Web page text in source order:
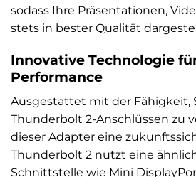
sodass Ihre Präsentationen,
stets in bester Qualität
Innovative Technologie
Performance
Ausgestattet mit der Fähigkeit,
Thunderbolt 2-Anschlüssen zu
dieser Adapter eine
Thunderbolt 2 nutzt eine
Schnittstelle wie Mini